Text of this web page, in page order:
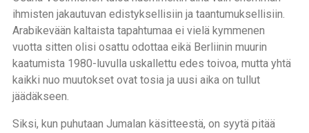
ihmisten jakautuvan edistyksellisiin ja taantumuksellisiin.
Arabikevään kaltaista tapahtumaa ei vielä kymmenen
vuotta sitten olisi osattu odottaa eikä Berliinin muurin
kaatumista 1980-luvulla uskallettu edes toivoa, mutta yhtä
kaikki nuo muutokset ovat tosia ja uusi aika on tullut
jäädäkseen.
Siksi, kun puhutaan Jumalan käsitteestä, on syytä pitää